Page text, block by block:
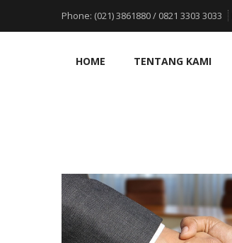
Phone: (021) 3861880 / 0821 3303 3033
HOME TENTANG KAMI